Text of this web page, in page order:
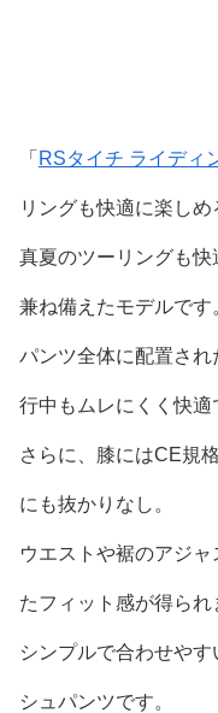
「 RSタイチ ライディ
リングも快適に楽し
真夏のツーリングも
兼ね備えたモデルです
パンツ全体に配置さ
行中もムレにくく快適
さらに、膝にはCE規
にも抜かりなし。
ウエストや裾のアジ
たフィット感が得られ
シンプルで合わせや
シュパンツです。